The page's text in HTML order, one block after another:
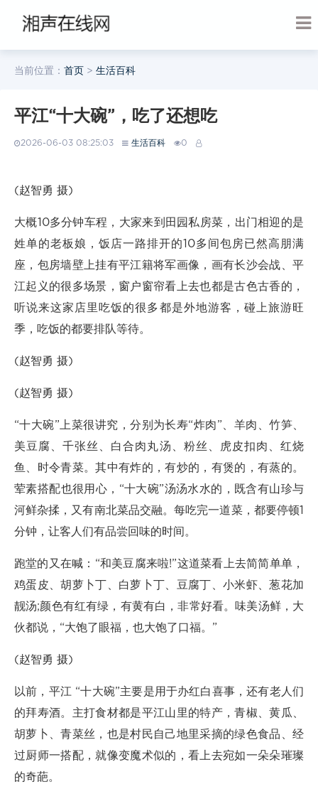
当前位置： 首页 > 生活百科
平江“十大碗”，吃了还想吃
2026-06-03 08:25:03 生活百科 0
(赵智勇 摄)
大概10多分钟车程，大家来到田园私房菜，出门相迎的是
姓单的老板娘，饭店一路排开的10多间包房已然高朋满
座，包房墙壁上挂有平江籍将军画像，画有长沙会战、平
江起义的很多场景，窗户窗帘看上去也都是古色古香的，
听说来这家店里吃饭的很多都是外地游客，碰上旅游旺
季，吃饭的都要排队等待。
(赵智勇 摄)
(赵智勇 摄)
“十大碗”上菜很讲究，分别为长寿“炸肉”、羊肉、竹笋、
美豆腐、千张丝、白合肉丸汤、粉丝、虎皮扣肉、红烧
鱼、时令青菜。其中有炸的，有炒的，有煲的，有蒸的。
荤素搭配也很用心，“十大碗”汤汤水水的，既含有山珍与
河鲜杂揉，又有南北菜品交融。每吃完一道菜，都要停顿1
分钟，让客人们有品尝回味的时间。
跑堂的又在喊：“和美豆腐来啦!”这道菜看上去简简单单，
鸡蛋皮、胡萝卜丁、白萝卜丁、豆腐丁、小米虾、葱花加
靓汤;颜色有红有绿，有黄有白，非常好看。味美汤鲜，大
伙都说，“大饱了眼福，也大饱了口福。”
(赵智勇 摄)
以前，平江 “十大碗”主要是用于办红白喜事，还有老人们
的拜寿酒。主打食材都是平江山里的特产，青椒、黄瓜、
胡萝卜、青菜丝，也是村民自己地里采摘的绿色食品、经
过厨师一搭配，就像变魔术似的，看上去宛如一朵朵璀璨
的奇葩。